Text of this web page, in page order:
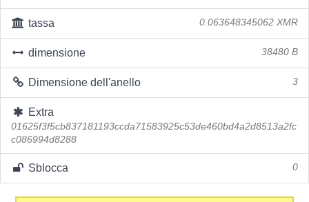
tassa 0.063648345062 XMR
dimensione 38480 B
Dimensione dell'anello 3
Extra
01625f3f5cb837181193ccda71583925c53de460bd4a2d8513a2fc
c086994d8288
Sblocca 0